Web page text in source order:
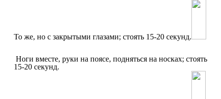
То же, но с закрытыми глазами; стоять 15-20 секунд.
Ноги вместе, руки на поясе, подняться на носках; стоять
15-20 секунд.